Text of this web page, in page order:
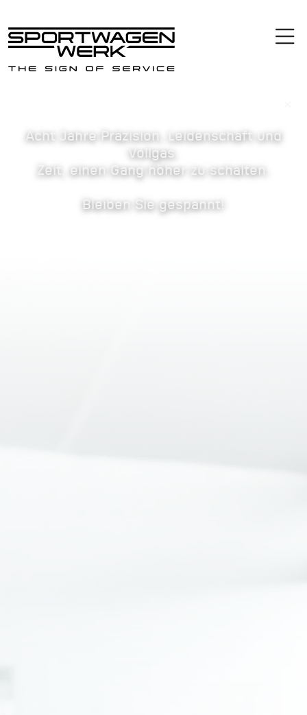
Acht Jahre Präzision, Leidenschaft und
Vollgas.
Zeit, einen Gang höher zu schalten.
Bleiben Sie gespannt!